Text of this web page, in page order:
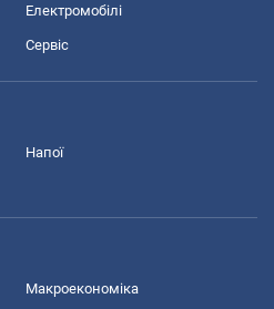
Електромобілі
Сервіс
Напої
Макроекономіка